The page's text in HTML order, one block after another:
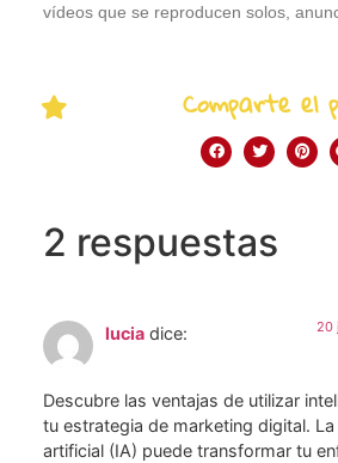
vídeos que se reproducen solos,
Comparte el
2 respuestas
lucia dice: 20
Descubre las ventajas de utilizar
tu estrategia de marketing digital. La
artificial (IA) puede transformar tu